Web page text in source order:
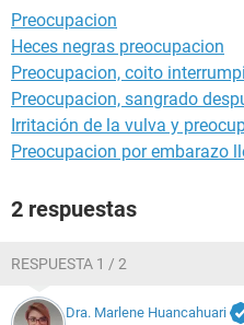
Preocupacion
Heces negras preocupacion
Preocupacion, coito
Preocupacion, sangrado
Irritación de la vulva y
Preocupacion por embarazo
2 respuestas
RESPUESTA 1 / 2
Dra. Marlene Huancahuari